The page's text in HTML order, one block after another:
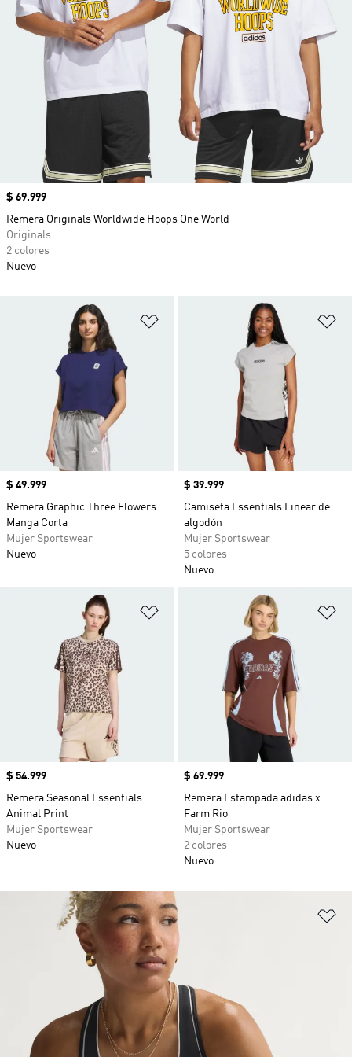
Añadir a la lista de deseos
Precio
$ 49.999
Remera Graphic Three Flowers
Manga Corta
Mujer Sportswear
Nuevo
Precio
$ 39.999
Camiseta Essentials Linear de
algodón
Mujer Sportswear
5 colores
Nuevo
Añadir a la lista de deseos
Precio
$ 54.999
Remera Seasonal Essentials
Animal Print
Mujer Sportswear
Nuevo
Precio
$ 69.999
Remera Estampada adidas x
Farm Rio
Mujer Sportswear
2 colores
Nuevo
Precio
$ 69.999
Remera Originals Worldwide Hoops One World
Originals
2 colores
Nuevo